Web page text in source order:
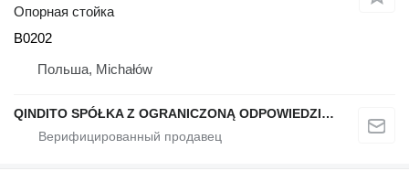
Опорная стойка
B0202
Польша, Michałów
QINDITO SPÓŁKA Z OGRANICZONĄ ODPOWIEDZIALNOŚCIĄ